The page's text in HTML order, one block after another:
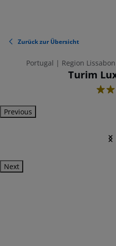
Zurück zur Übersicht
Portugal | Region
Turim
3
Previous
Next